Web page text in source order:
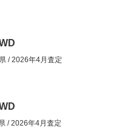
/2026年4月査定
/2026年4月査定